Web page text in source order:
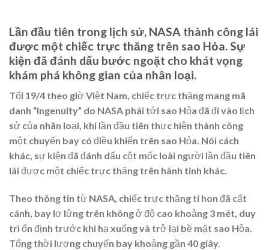
Lần đầu tiên trong lịch sử, NASA thành công lái
được một chiếc trực thăng trên sao Hỏa. Sự
kiện đã đánh dấu bước ngoặt cho khát vọng
khám phá không gian của nhân loại.
Tối 19/4 theo giờ Việt Nam, chiếc trực thăng mang mã
danh “Ingenuity” do NASA phái tới sao Hỏa đã đi vào lịch
sử của nhân loại, khi lần đầu tiên thực hiện thành công
một chuyến bay có điều khiển trên sao Hỏa. Nói cách
khác, sự kiện đã đánh dấu cột mốc loài người lần đầu tiên
lái được một chiếc trực thăng trên hành tinh khác.
Theo thông tin từ NASA, chiếc trực thăng tí hon đã cất
cánh, bay lơ lửng trên không ở độ cao khoảng 3 mét, duy
trì ổn định trước khi hạ xuống và trở lại bề mặt sao Hỏa.
Tổng thời lượng chuyến bay khoảng gần 40 giây.